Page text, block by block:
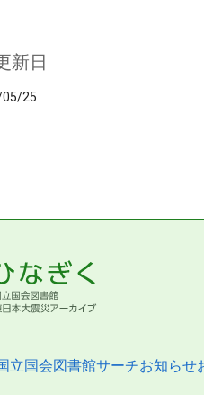
新日
25
立国会図書館サーチお知らせ